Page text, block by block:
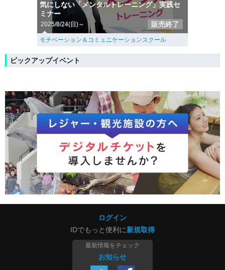
気にしない「メンタルトレーニング」実践セ
ミナー
2025/8/24(日)～ 販売終了
モチベーション＆コミュニケーションスクール
ピックアップイベント
ログイン
IDでもっと便利に新規取得
最新情報をチェック
お知らせ